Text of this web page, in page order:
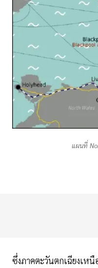
แผนที่
ซึ่งภาคตะวันตกเฉียงเห